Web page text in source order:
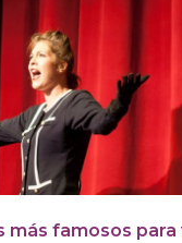
más famosos para